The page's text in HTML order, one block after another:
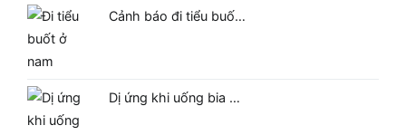
Cảnh báo đi tiểu buố…
Dị ứng khi uống bia …